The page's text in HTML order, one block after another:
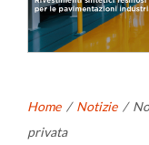
Home / Notizie /
privata